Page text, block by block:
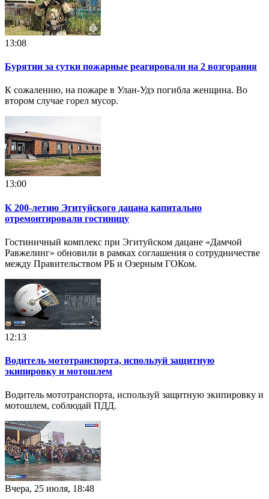
13:08
Бурятии за сутки пожарные реагировали на 2 возгорания
К сожалению, на пожаре в Улан-Удэ погибла женщина. Во
втором случае горел мусор.
13:00
К 200-летию Эгитуйского дацана капитально
отремонтировали гостиницу
Гостиничный комплекс при Эгитуйском дацане «Дамчой
Равжелинг» обновили в рамках соглашения о сотрудничестве
между Правительством РБ и Озерным ГОКом.
12:13
Водитель мототранспорта, используй защитную
экипировку и мотошлем
Водитель мототранспорта, используй защитную экипировку и
мотошлем, соблюдай ПДД.
Вчера, 25 июля, 18:48